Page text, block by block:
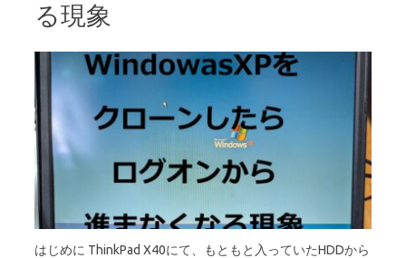
る現象
はじめに ThinkPad X40にて、もともと入っていたHDDから